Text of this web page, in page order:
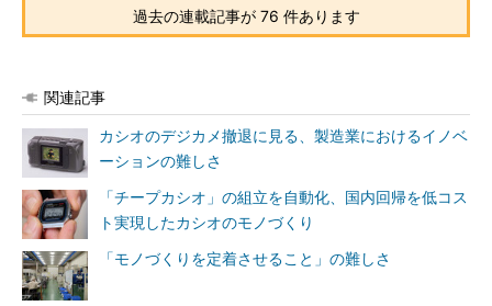
過去の連載記事が 76 件あります
関連記事
カシオのデジカメ撤退に見る、製造業におけるイノベ
ーションの難しさ
「チープカシオ」の組立を自動化、国内回帰を低コス
ト実現したカシオのモノづくり
「モノづくりを定着させること」の難しさ